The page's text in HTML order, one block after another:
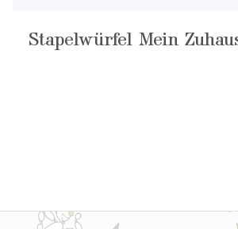
Stapelwürfel Mein